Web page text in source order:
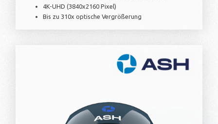
4K-UHD (3840x2160 Pixel)
Bis zu 310x optische Vergrößerung